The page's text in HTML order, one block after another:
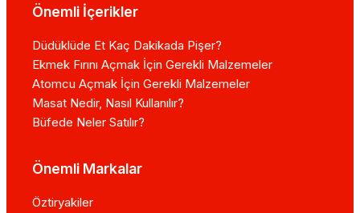
Önemli İçerikler
Düdüklüde Et Kaç Dakikada Pişer?
Ekmek Fırını Açmak İçin Gerekli Malzemeler
Atomcu Açmak İçin Gerekli Malzemeler
Masat Nedir, Nasıl Kullanılır?
Büfede Neler Satılır?
Önemli Markalar
Öztiryakiler